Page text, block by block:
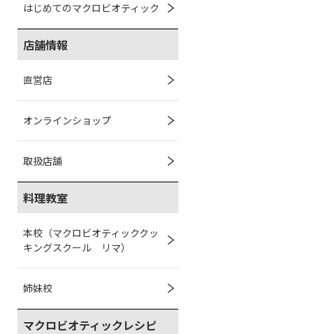
はじめてのマクロビオティック
店舗情報
直営店
オンラインショップ
取扱店舗
料理教室
本校（マクロビオティッククッ
キングスクール リマ）
姉妹校
マクロビオティックレシピ